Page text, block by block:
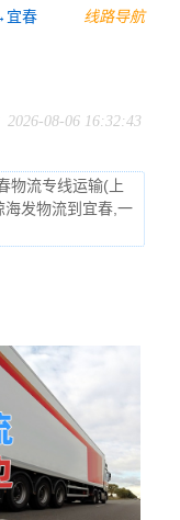
线路导航
宜春
2026-08-06 16:32:43
物流专线运输(上
海发物流到宜春,一